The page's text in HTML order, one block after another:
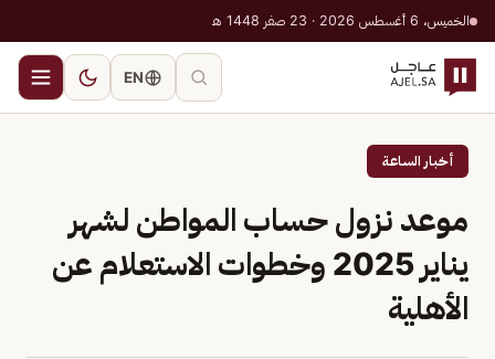
الخميس، 6 أغسطس 2026 · 23 صفر 1448 هـ
EN
أخبار الساعة
موعد نزول حساب المواطن لشهر
يناير 2025 وخطوات الاستعلام عن
الأهلية